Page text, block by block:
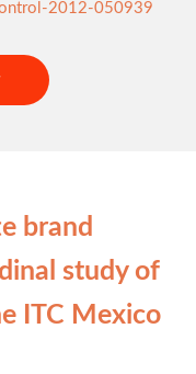
2012-050939
brand
study of
ITC Mexico